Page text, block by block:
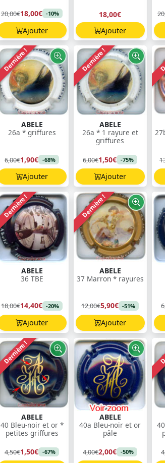
20,00€18,00€ -10%
Ajouter
18,00€
Ajouter
Dernière !
ABELE
26a * griffures
6,00€1,90€ -68%
Ajouter
Dernière !
ABELE
26a * 1 rayure et
griffures
6,00€1,50€ -75%
Ajouter
Dernière !
ABELE
36 TBE
18,00€14,40€ -20%
Ajouter
Dernière !
ABELE
37 Marron * rayures
12,00€5,90€ -51%
Ajouter
Dernière !
ABELE
40 Bleu-noir et or *
petites griffures
4,50€1,50€ -67%
ABELE
40a Bleu-noir et or
pâle
4,00€2,00€ -50%